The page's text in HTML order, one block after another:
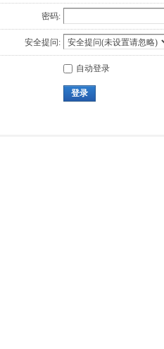
密码:
安全提问:
自动登录
登录